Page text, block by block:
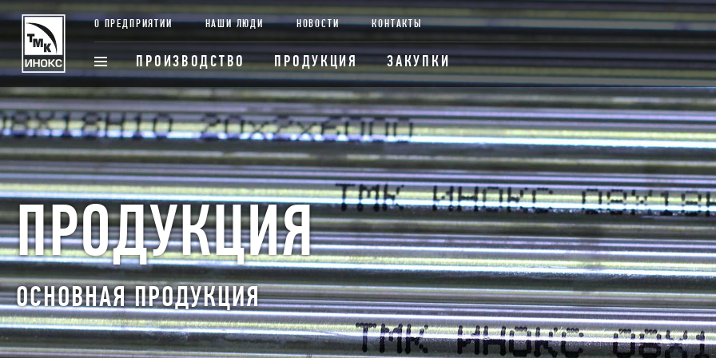
О ПРЕДПРИЯТИИ НАШИ ЛЮДИ НОВОСТИ КОНТАКТЫ
ПРОИЗВОДСТВО ПРОДУКЦИЯ ЗАКУПКИ
ПРОДУКЦИЯ
ОСНОВНАЯ ПРОДУКЦИЯ